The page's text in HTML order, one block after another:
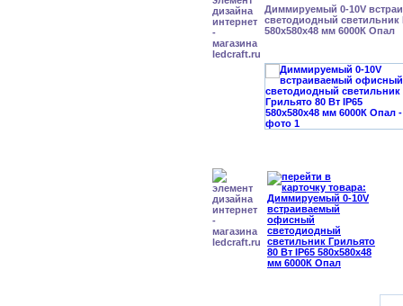
Диммируемый 0-10V
светодиодный светильник
580x580x48 мм 6000К Опал